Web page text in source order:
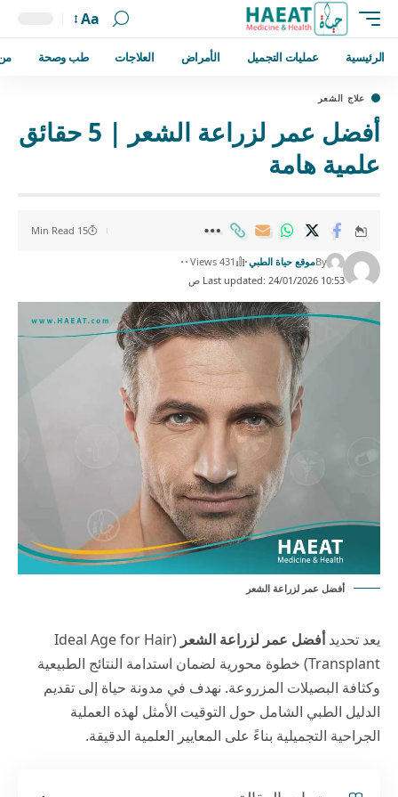
Aa
الرئيسية عمليات التجميل الأمراض العلاجات طب وصحة
علاج الشعر
أفضل عمر لزراعة الشعر | 5 حقائق
علمية هامة
Last updated: 24/01/2026 10:53 ص
Byموقع حياة الطبي 431 Views
15 Min Read
أفضل عمر لزراعة الشعر
يعد تحديدأفضل عمر لزراعة الشعر (Ideal Age for Hair
Transplant) خطوة محورية لضمان استدامة النتائج الطبيعية
وكثافة البصيلات المزروعة. نهدف في مدونة حياة إلى تقديم
الدليل الطبي الشامل حول التوقيت الأمثل لهذه العملية
الجراحية التجميلية بناءً على المعايير العلمية الدقيقة.